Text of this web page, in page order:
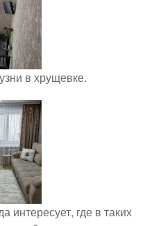
в хрущевке.
интересует, где в таких